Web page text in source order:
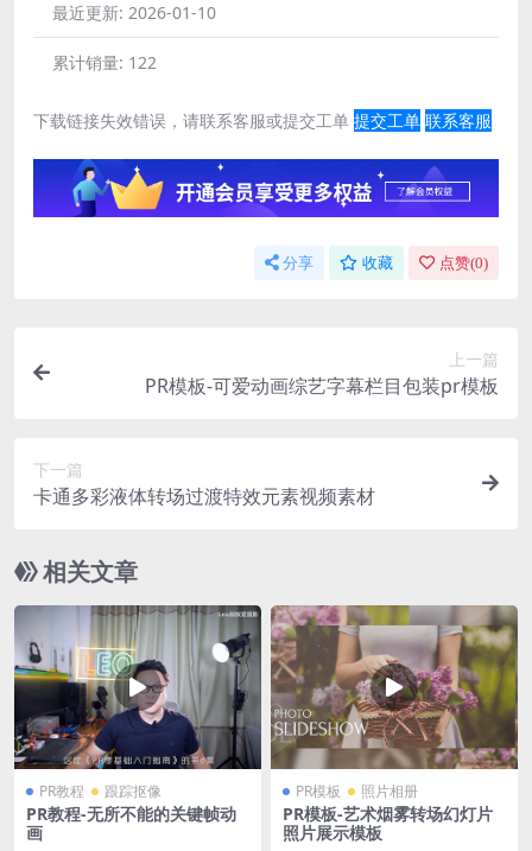
最近更新: 2026-01-10
累计销量: 122
下载链接失效错误，请联系客服或提交工单 提交工单 联系客服
分享 收藏 点赞(0)
上一篇
PR模板-可爱动画综艺字幕栏目包装pr模板
下一篇
卡通多彩液体转场过渡特效元素视频素材
相关文章
PR教程 跟踪抠像
PR教程-无所不能的关键帧动
画
PR模板 照片相册
PR模板-艺术烟雾转场幻灯片
照片展示模板